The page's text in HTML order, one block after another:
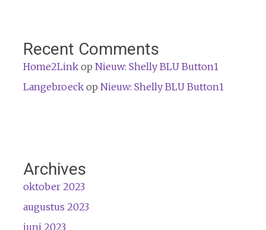
Recent Comments
Home2Linkop Nieuw: Shelly BLU Button1
Langebroeckop Nieuw: Shelly BLU Button1
Archives
oktober 2023
augustus 2023
juni 2023